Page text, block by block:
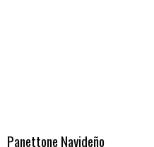
Panettone Navideño